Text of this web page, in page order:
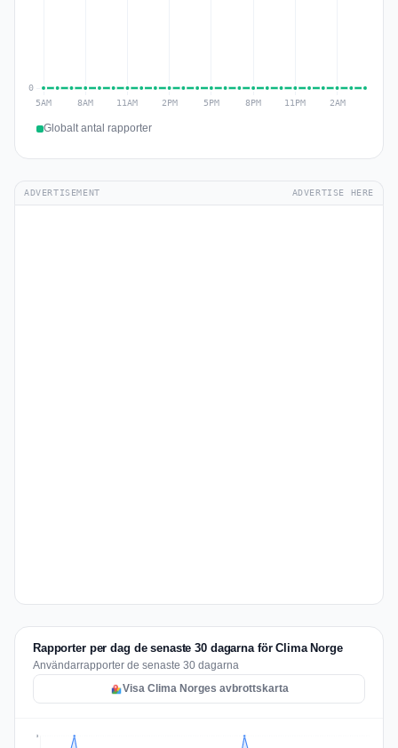
Globalt antal rapporter
ADVERTISEMENT ADVERTISE HERE
Rapporter per dag de senaste 30 dagarna för Clima Norge
Användarrapporter de senaste 30 dagarna
Visa Clima Norges avbrottskarta
3